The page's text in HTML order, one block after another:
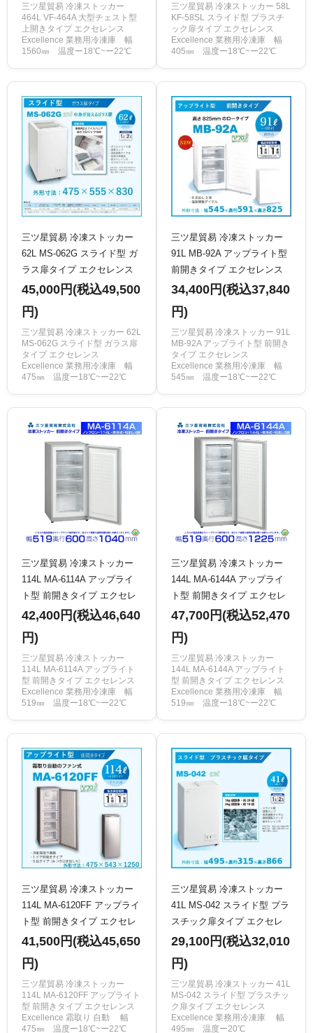
三ツ星貿易 冷凍ストッカー
464L VF-464A 大型チェスト型
上開きタイプ エクセレンス
Excellence 業務用冷凍庫 幅
1560㎜ 温度ー18℃~ー22℃
三ツ星貿易 冷凍ストッカー 58L
KF-58SL スライド型 プラスチ
ック扉タイプ エクセレンス
Excellence 業務用冷凍庫 幅
405㎜ 温度ー18℃~ー22℃
三ツ星貿易 冷凍ストッカー
62L MS-062G スライド型 ガ
ラス扉タイプ エクセレンス
Excellence 業務用冷凍庫 ク
45,000円(税込49,500
円)
三ツ星貿易 冷凍ストッカー 62L
MS-062G スライド型 ガラス扉
タイプ エクセレンス
Excellence 業務用冷凍庫 幅
475㎜ 温度ー18℃~ー22℃
三ツ星貿易 冷凍ストッカー
91L MB-92A アップライト型
前開きタイプ エクセレンス
Excellence 業務用冷凍庫 ク
34,400円(税込37,840
円)
三ツ星貿易 冷凍ストッカー 91L
MB-92A アップライト型 前開き
タイプ エクセレンス
Excellence 業務用冷凍庫 幅
545㎜ 温度ー18℃~ー22℃
三ツ星貿易 冷凍ストッカー
114L MA-6114A アップライ
ト型 前開きタイプ エクセレ
ンス Excellence 業務用冷凍
42,400円(税込46,640
円)
三ツ星貿易 冷凍ストッカー
114L MA-6114A アップライト
型 前開きタイプ エクセレンス
Excellence 業務用冷凍庫 幅
519㎜ 温度ー18℃~ー22℃
三ツ星貿易 冷凍ストッカー
144L MA-6144A アップライ
ト型 前開きタイプ エクセレ
ンス Excellence 業務用冷凍
47,700円(税込52,470
円)
三ツ星貿易 冷凍ストッカー
144L MA-6144A アップライト
型 前開きタイプ エクセレンス
Excellence 業務用冷凍庫 幅
519㎜ 温度ー18℃~ー22℃
三ツ星貿易 冷凍ストッカー
114L MA-6120FF アップライ
ト型 前開きタイプ エクセレ
ンス Excellence 霜取り 自動
ド
41,500円(税込45,650
円)
三ツ星貿易 冷凍ストッカー
114L MA-6120FF アップライト
型 前開きタイプ エクセレンス
Excellence 霜取り 自動 幅
475㎜ 温度ー18℃~ー22℃
三ツ星貿易 冷凍ストッカー
41L MS-042 スライド型 プラ
スチック扉タイプ エクセレ
ンス Excellence 業務用冷凍
29,100円(税込32,010
円)
三ツ星貿易 冷凍ストッカー 41L
MS-042 スライド型 プラスチッ
ク扉タイプ エクセレンス
Excellence 業務用冷凍庫 幅
495㎜ 温度ー20℃